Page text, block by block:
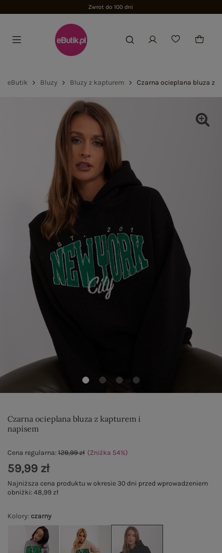
Zwrot do 100 dni
eButik Bluzy Bluzy z kapturem Czarna ocieplana bluza z
Czarna ocieplana bluza z kapturem i
napisem
Kolory: czarny
Cena regularna:129,99 zł (Zniżka 54%)
59,99 zł
Najniższa cena produktu w okresie 30 dni przed wprowadzeniem
obniżki:48,99 zł